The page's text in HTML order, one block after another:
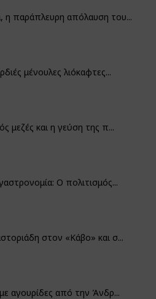
η παράπλευρη απόλαυση του...
μένουλες λιόκαφτες...
μεζές και η γεύση της π...
Ο πολιτισμός...
στον «Κάβο» και σ...
με αγουρίδες από την Άνδρ...